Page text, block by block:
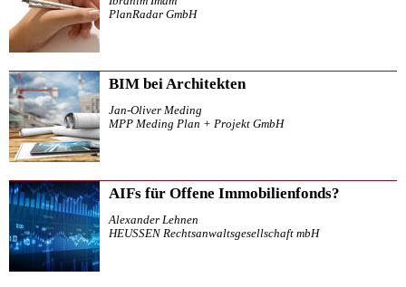
PlanRadar GmbH
BIM bei Architekten
Jan-Oliver Meding
MPP Meding Plan + Projekt GmbH
AIFs für Offene Immobilienfonds?
Alexander Lehnen
HEUSSEN Rechtsanwaltsgesellschaft mbH